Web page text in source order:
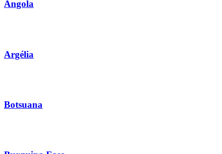
Angola
Argélia
Botsuana